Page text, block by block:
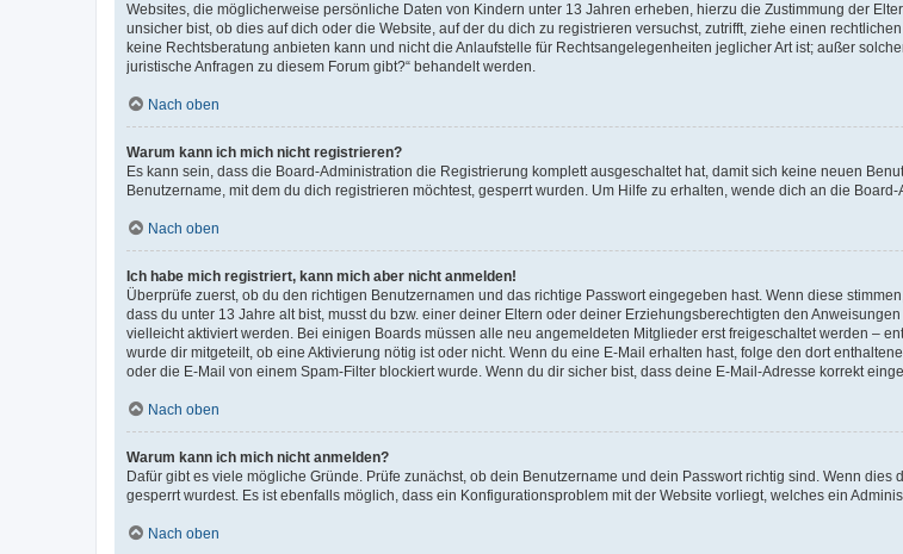
Websites, die möglicherweise persönliche Daten von Kindern unter 13 Jahren erheben, hierzu die Zustimmung der
unsicher bist, ob dies auf dich oder die Website, auf der du dich zu registrieren versuchst, zutrifft, ziehe einen
keine Rechtsberatung anbieten kann und nicht die Anlaufstelle für Rechtsangelegenheiten jeglicher Art ist; außer
juristische Anfragen zu diesem Forum gibt?“ behandelt werden.
Nach oben
Warum kann ich mich nicht registrieren?
Es kann sein, dass die Board-Administration die Registrierung komplett ausgeschaltet hat, damit sich keine neuen
Benutzername, mit dem du dich registrieren möchtest, gesperrt wurden. Um Hilfe zu erhalten, wende dich an die
Nach oben
Ich habe mich registriert, kann mich aber nicht anmelden!
Überprüfe zuerst, ob du den richtigen Benutzernamen und das richtige Passwort eingegeben hast. Wenn diese
dass du unter 13 Jahre alt bist, musst du bzw. einer deiner Eltern oder deiner Erziehungsberechtigten den
vielleicht aktiviert werden. Bei einigen Boards müssen alle neu angemeldeten Mitglieder erst freigeschaltet werden –
wurde dir mitgeteilt, ob eine Aktivierung nötig ist oder nicht. Wenn du eine E-Mail erhalten hast, folge den dort
oder die E-Mail von einem Spam-Filter blockiert wurde. Wenn du dir sicher bist, dass deine E-Mail-Adresse korrekt
Nach oben
Warum kann ich mich nicht anmelden?
Dafür gibt es viele mögliche Gründe. Prüfe zunächst, ob dein Benutzername und dein Passwort richtig sind. Wenn
gesperrt wurdest. Es ist ebenfalls möglich, dass ein Konfigurationsproblem mit der Website vorliegt, welches ein
Nach oben